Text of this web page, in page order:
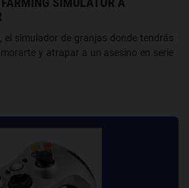
el simulador de granjas donde tendrás
y atrapar a un asesino en serie